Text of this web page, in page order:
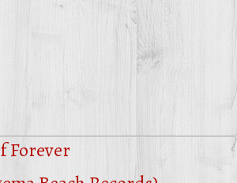
Forever